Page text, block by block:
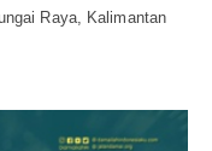
Raya, Kalimantan